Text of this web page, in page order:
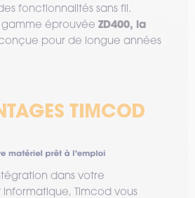
fonctionnalités sans fil.
gamme éprouvée ZD400, la
pour de longue années
dans votre
Timcod vous